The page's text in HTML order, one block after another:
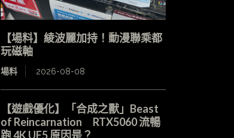
【場料】綾波麗加持！動漫聯乘都
玩磁軸
場料 2026-08-08
【遊戲優化】「合成之獸」Beast
of Reincarnation RTX5060 流暢
跑 4K UE5 原因是？